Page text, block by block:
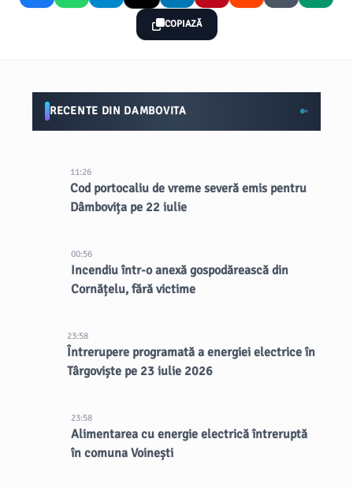
COPIAZĂ
RECENTE DIN DAMBOVITA
11:26
Cod portocaliu de vreme severă emis pentru
Dâmbovița pe 22 iulie
00:56
Incendiu într-o anexă gospodărească din
Cornățelu, fără victime
23:58
Întrerupere programată a energiei electrice în
Târgoviște pe 23 iulie 2026
23:58
Alimentarea cu energie electrică întreruptă
în comuna Voinești